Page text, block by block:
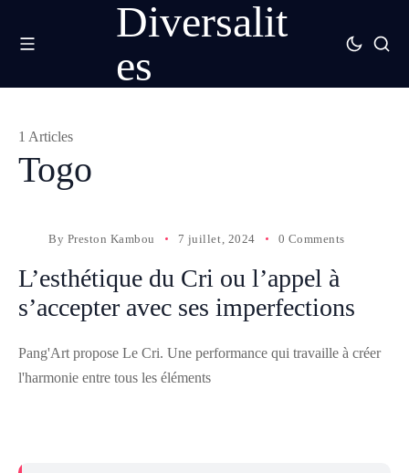
Diversalit
es
Togo
1 Articles
By Preston Kambou 7 juillet, 2024 0 Comments
L’esthétique du Cri ou l’appel à
s’accepter avec ses imperfections
Pang'Art propose Le Cri. Une performance qui travaille à créer
l'harmonie entre tous les éléments